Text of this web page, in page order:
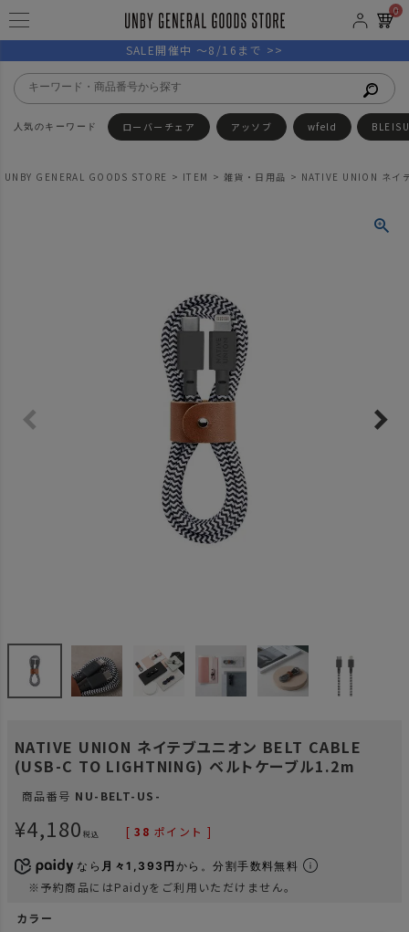
0
SALE開催中 ～8/16まで >>
ローバーチェア アッソブ wfeld
UNBY GENERAL GOODS STORE ITEM 雑貨・日用品 NATIVE UNION ネイ
NATIVE UNION ネイテブユニオン BELT CABLE
(USB-C TO LIGHTNING) ベルトケーブル1.2m
商品番号 NU-BELT-US-
¥4,180 税込 [ 38 ポイント ]
なら 月々1,393円 から。分割手数料無料
※予約商品にはPaidyをご利用いただけません。
カラー